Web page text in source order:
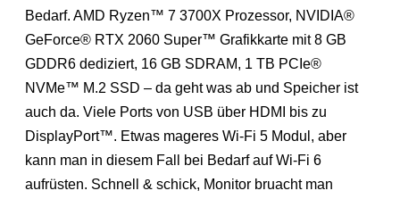
Bedarf. AMD Ryzen™ 7 3700X Prozessor, NVIDIA®
GeForce® RTX 2060 Super™ Grafikkarte mit 8 GB
GDDR6 dediziert, 16 GB SDRAM, 1 TB PCIe®
NVMe™ M.2 SSD – da geht was ab und Speicher ist
auch da. Viele Ports von USB über HDMI bis zu
DisplayPort™. Etwas mageres Wi-Fi 5 Modul, aber
kann man in diesem Fall bei Bedarf auf Wi-Fi 6
aufrüsten. Schnell & schick, Monitor bruacht man